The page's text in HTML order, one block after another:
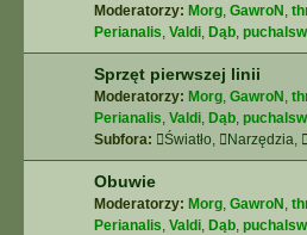
Moderatorzy: Morg, GawroN ,
Perianalis, Valdi, Dąb, puchalsw
Sprzęt pierwszej linii
Moderatorzy: Morg, GawroN ,
Perianalis, Valdi, Dąb, puchalsw
Subfora:
Światło, Narzędzia,
Obuwie
Moderatorzy: Morg, GawroN ,
Perianalis, Valdi, Dąb, puchalsw